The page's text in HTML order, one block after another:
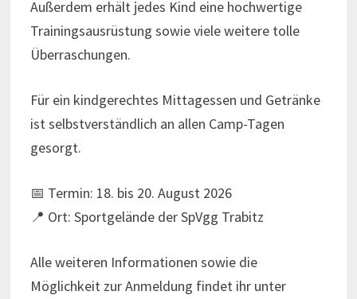
Außerdem erhält jedes Kind eine hochwertige
Trainingsausrüstung sowie viele weitere tolle
Überraschungen.
Für ein kindgerechtes Mittagessen und Getränke
ist selbstverständlich an allen Camp-Tagen
gesorgt.
📅 Termin: 18. bis 20. August 2026
📍 Ort: Sportgelände der SpVgg Trabitz
Alle weiteren Informationen sowie die
Möglichkeit zur Anmeldung findet ihr unter